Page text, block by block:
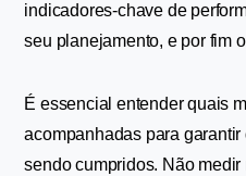
indicadores-chave de
seu planejamento, e por fim
É essencial entender quais
acompanhadas para
sendo cumpridos. Não